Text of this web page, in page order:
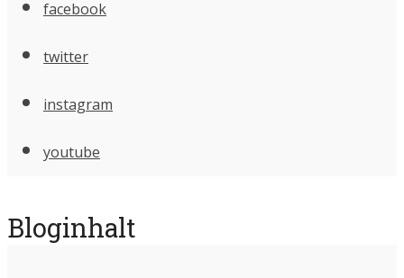
facebook
twitter
instagram
youtube
Bloginhalt